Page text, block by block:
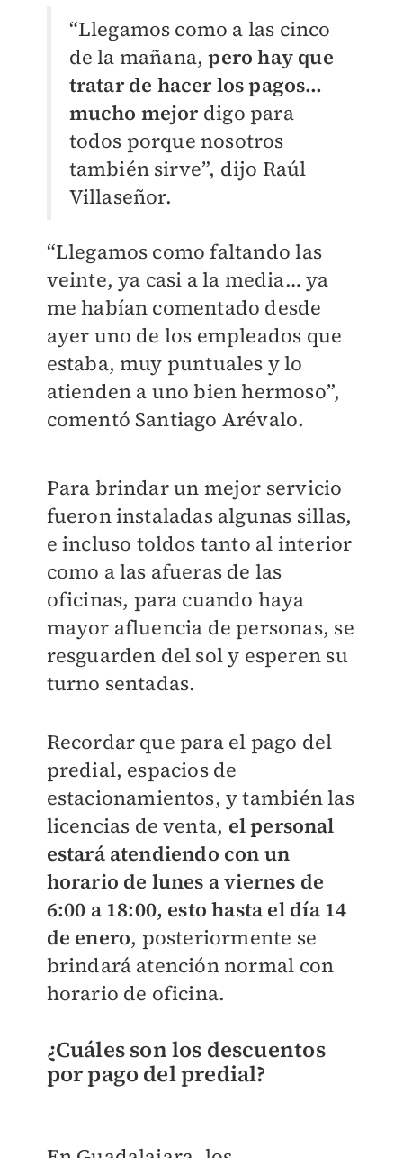
“Llegamos como a las cinco
de la mañana, pero hay que
tratar de hacer los pagos…
mucho mejordigo para
todos porque nosotros
también sirve”, dijo Raúl
Villaseñor.
“Llegamos como faltando las
veinte, ya casi a la media… ya
me habían comentado desde
ayer uno de los empleados que
estaba, muy puntuales y lo
atienden a uno bien hermoso”,
comentó Santiago Arévalo.
Para brindar un mejor servicio
fueron instaladas algunas sillas,
e incluso toldos tanto al interior
como a las afueras de las
oficinas, para cuando haya
mayor afluencia de personas, se
resguarden del sol y esperen su
turno sentadas.
Recordar que para el pago del
predial, espacios de
estacionamientos, y también las
licencias de venta, el personal
estará atendiendo con un
horario de lunes a viernes de
6:00 a 18:00, esto hasta el día 14
de enero, posteriormente se
brindará atención normal con
horario de oficina.
¿Cuáles son los descuentos
por pago del predial?